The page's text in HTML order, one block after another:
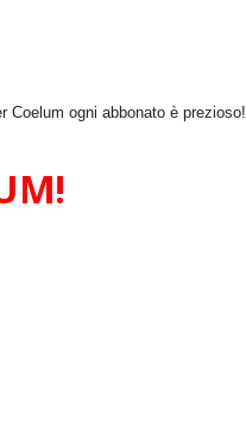
Coelum ogni abbonato è prezioso!